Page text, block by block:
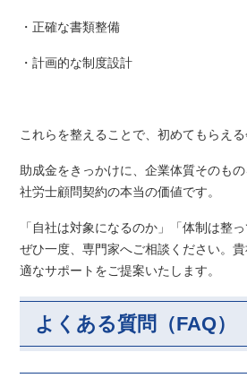
・正確な書類整備
・計画的な制度設計
これらを整えることで、初めてもらえる
助成金をきっかけに、企業体質そのも
社労士顧問契約の本当の価値です。
「自社は対象になるのか」「体制は整っ
ぜひ一度、専門家へご相談ください。
適なサポートをご提案いたします。
よくある質問（FAQ）